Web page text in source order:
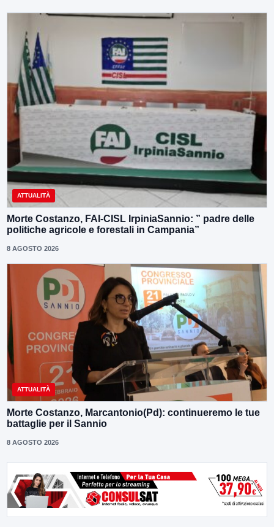
ATTUALITÀ
Morte Costanzo, FAI-CISL IrpiniaSannio: ” padre delle
politiche agricole e forestali in Campania”
8 AGOSTO 2026
ATTUALITÀ
Morte Costanzo, Marcantonio(Pd): continueremo le tue
battaglie per il Sannio
8 AGOSTO 2026